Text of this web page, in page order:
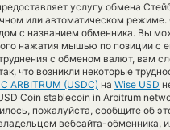
услугу обмена
или автоматическом режиме.
с названием обменника. Вы
нажатия мышью по позиции с
с обменом валют, вам
что возникли некоторые
ARBITRUM (USDC) на Wise USD
Coin stablecoin in Arbitrum
пожалуйста, сообщите об
вебсайта-обменника,